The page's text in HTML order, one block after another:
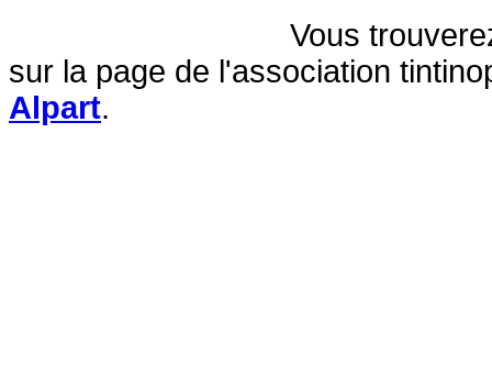
Vous
sur la page de l'association
Alpart.